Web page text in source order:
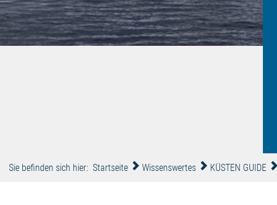
Sie befinden sich hier: Startseite Wissenswertes KÜSTEN GUIDE